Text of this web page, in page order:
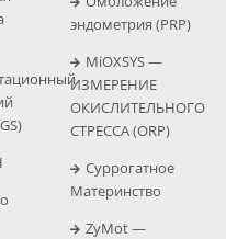
эндометрия (PRP)
MiOXSYS —
ИЗМЕРЕНИЕ
ОКИСЛИТЕЛЬНОГО
СТРЕССА (ΟRP)
Суррогатное
Материнство
ZyMot —